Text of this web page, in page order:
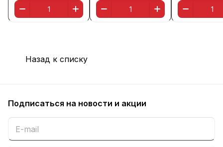
Назад к списку
Подписаться на новости и акции